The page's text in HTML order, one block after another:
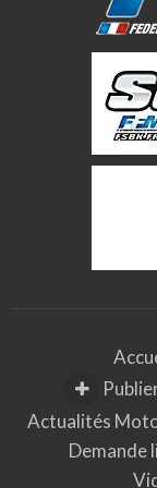
Actualités
Demande